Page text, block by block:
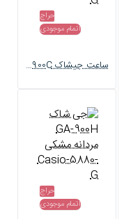
حراج
اتمام موجودی
ساعت جیشاک GA-900C مردانه سبز طوسی Casio-5879-G
حراج
اتمام موجودی